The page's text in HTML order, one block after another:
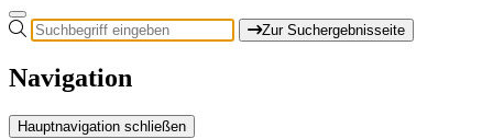
Zur Suchergebnisseite
Navigation
Hauptnavigation schließen